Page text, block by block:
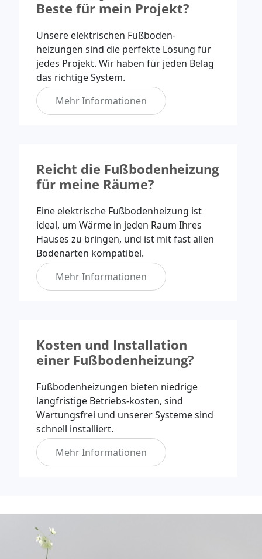
Beste für mein Projekt?
Unsere elektrischen Fußboden-
heizungen sind die perfekte Lösung für
jedes Projekt. Wir haben für jeden Belag
das richtige System.
Mehr Informationen
Reicht die Fußbodenheizung
für meine Räume?
Eine elektrische Fußbodenheizung ist
ideal, um Wärme in jeden Raum Ihres
Hauses zu bringen, und ist mit fast allen
Bodenarten kompatibel.
Mehr Informationen
Kosten und Installation
einer Fußbodenheizung?
Fußbodenheizungen bieten niedrige
langfristige Betriebs-kosten, sind
Wartungsfrei und unserer Systeme sind
schnell installiert.
Mehr Informationen